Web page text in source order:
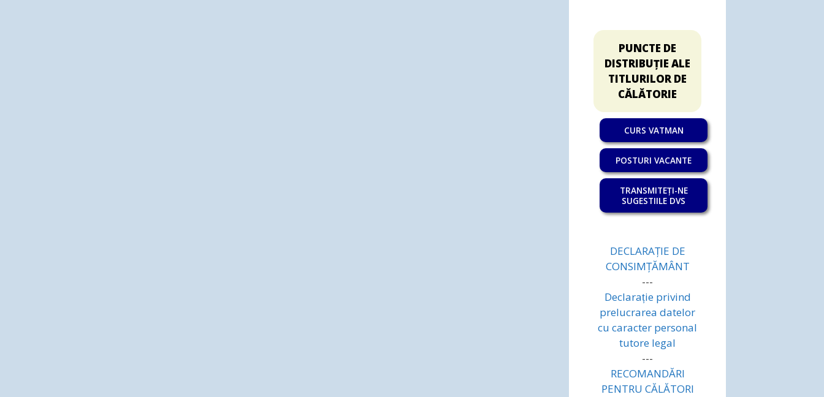
PUNCTE DE
DISTRIBUȚIE ALE
TITLURILOR DE
CĂLĂTORIE
CURS VATMAN
POSTURI VACANTE
TRANSMITEȚI-NE
SUGESTIILE DVS
DECLARAȚIE DE
CONSIMȚĂMÂNT
---
Declarație privind
prelucrarea datelor
cu caracter personal
tutore legal
---
RECOMANDĂRI
PENTRU CĂLĂTORI